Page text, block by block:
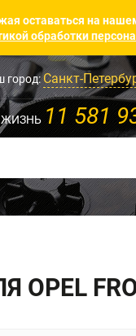
оставаться на
обработки
город:Санкт-
11 581